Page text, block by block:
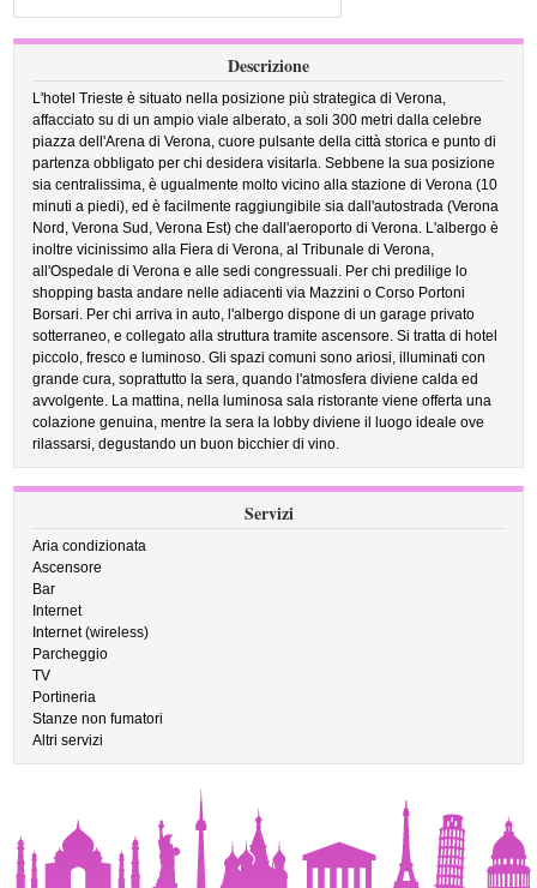
Descrizione
L'hotel Trieste è situato nella posizione più strategica di Verona,
affacciato su di un ampio viale alberato, a soli 300 metri dalla celebre
piazza dell'Arena di Verona, cuore pulsante della città storica e punto di
partenza obbligato per chi desidera visitarla. Sebbene la sua posizione
sia centralissima, è ugualmente molto vicino alla stazione di Verona (10
minuti a piedi), ed è facilmente raggiungibile sia dall'autostrada (Verona
Nord, Verona Sud, Verona Est) che dall'aeroporto di Verona. L'albergo è
inoltre vicinissimo alla Fiera di Verona, al Tribunale di Verona,
all'Ospedale di Verona e alle sedi congressuali. Per chi predilige lo
shopping basta andare nelle adiacenti via Mazzini o Corso Portoni
Borsari. Per chi arriva in auto, l'albergo dispone di un garage privato
sotterraneo, e collegato alla struttura tramite ascensore. Si tratta di hotel
piccolo, fresco e luminoso. Gli spazi comuni sono ariosi, illuminati con
grande cura, soprattutto la sera, quando l'atmosfera diviene calda ed
avvolgente. La mattina, nella luminosa sala ristorante viene offerta una
colazione genuina, mentre la sera la lobby diviene il luogo ideale ove
rilassarsi, degustando un buon bicchier di vino.
Servizi
Aria condizionata
Ascensore
Bar
Internet
Internet (wireless)
Parcheggio
TV
Portineria
Stanze non fumatori
Altri servizi